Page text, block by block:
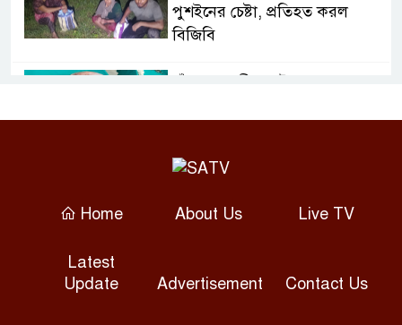
পুশইনের চেষ্টা, প্রতিহত করল
বিজিবি
বগুড়ায় দুই ট্রাকের সংঘর্ষে নিহত ২,
Home About Us Live TV
Latest
Update
Advertisement Contact Us